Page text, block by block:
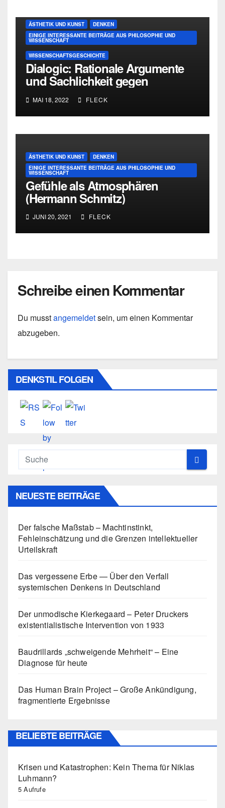
ÄSTHETIK UND KUNST
DENKEN
EINIGE INTERESSANTE BEITRÄGE AUS PHILOSOPHIE UND
WISSENSCHAFT
WISSENSCHAFTSGESCHICHTE
Dialogic: Rationale Argumente
und Sachlichkeit gegen
Personenkult und
Genieverehrung
MAI 18, 2022 FLECK
ÄSTHETIK UND KUNST
DENKEN
EINIGE INTERESSANTE BEITRÄGE AUS PHILOSOPHIE UND
WISSENSCHAFT
Gefühle als Atmosphären
(Hermann Schmitz)
JUNI 20, 2021 FLECK
Schreibe einen Kommentar
Du musstangemeldetsein, um einen Kommentar
abzugeben.
DENKSTIL FOLGEN
NEUESTE BEITRÄGE
Der falsche Maßstab – Machtinstinkt,
Fehleinschätzung und die Grenzen intellektueller
Urteilskraft
Das vergessene Erbe — Über den Verfall
systemischen Denkens in Deutschland
Der unmodische Kierkegaard – Peter Druckers
existentialistische Intervention von 1933
Baudrillards „schweigende Mehrheit“ – Eine
Diagnose für heute
Das Human Brain Project – Große Ankündigung,
fragmentierte Ergebnisse
BELIEBTE BEITRÄGE
Krisen und Katastrophen: Kein Thema für Niklas
Luhmann?
5 Aufrufe